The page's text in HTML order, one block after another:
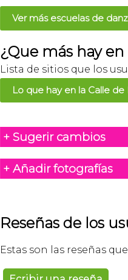
Ver más escuelas de
¿Que más hay
Lista de sitios que los
Lo que hay en la Calle de
+ Sugerir cambios
+ Añadir fotografías
Reseñas de los
Estas son las reseñas